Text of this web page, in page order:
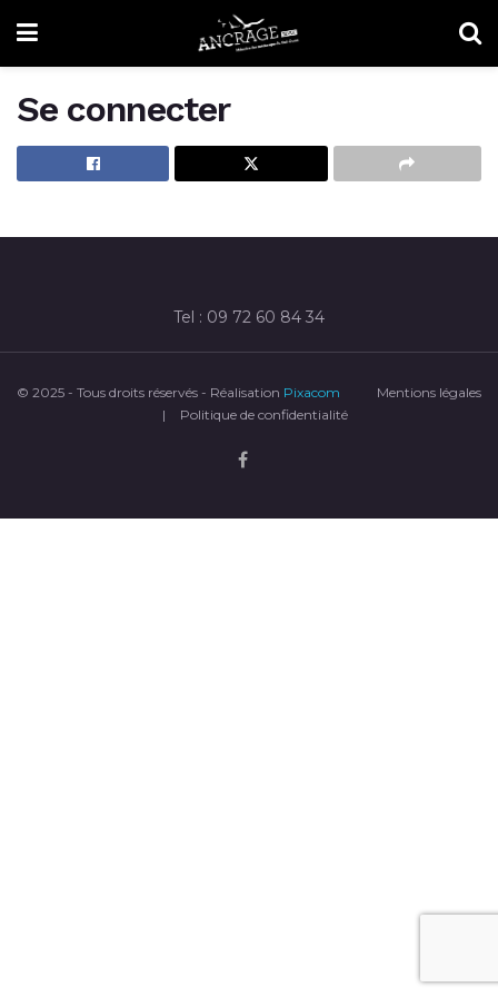
Se connecter
Tel : 09 72 60 84 34
© 2025 - Tous droits réservés - Réalisation Pixacom
Mentions légales
|
Politique de confidentialité